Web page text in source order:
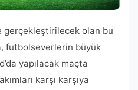
gerçekleştirilecek olan bu
futbolseverlerin büyük
yapılacak maçta
karşı karşıya